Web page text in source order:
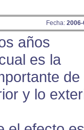
Fecha:
años
es la
de
y lo